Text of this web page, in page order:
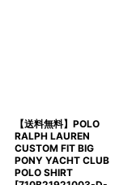
【送料無料】POLO
RALPH LAUREN
CUSTOM FIT BIG
PONY YACHT CLUB
POLO SHIRT